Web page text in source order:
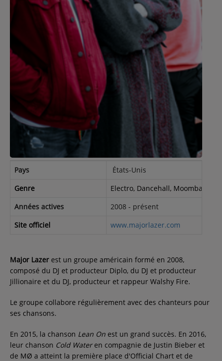
Contact
Régie Publicitaire
Fréquences
Recherche d'un titre
Pays
États-Unis
Genre
Electro, Dancehall,
Années actives
2008 - présent
Site officiel
www.majorlazer.com
Major Lazer est un groupe américain formé en 2008,
composé du DJ et producteur Diplo, du DJ et producteur
Jillionaire et du DJ, producteur et rappeur Walshy Fire.
Le groupe collabore régulièrement avec des chanteurs pour
ses chansons.
En 2015, la chanson Lean On est un grand succès. En 2016,
leur chanson Cold Wateren compagnie de Justin Bieber et
de MØ a atteint la première place d'Official Chart et de